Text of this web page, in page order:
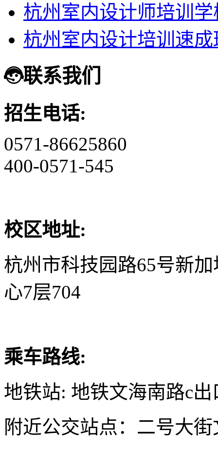
杭州室内设计师培训
杭州室内设计培训速成
联系我们
招生电话:
0571-86625860
400-0571-545
校区地址:
杭州市科技园路65号新
心7层704
乘车路线:
地铁站: 地铁文海南路c出
附近公交站点：二号大